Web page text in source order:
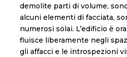
demolite parti di volume,
alcuni elementi di facciata,
numerosi solai. L’edificio è
fluisce liberamente negli
gli affacci e le introspezioni